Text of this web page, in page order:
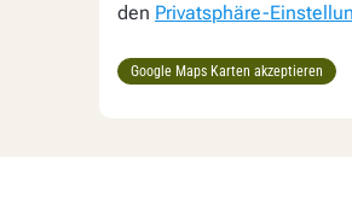
den Privatsphäre-
Google Maps Karten akzeptieren